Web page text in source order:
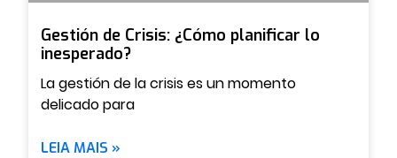
Gestión de Crisis: ¿Cómo planificar lo
inesperado?
La gestión de la crisis es un momento
delicado para
LEIA MAIS »